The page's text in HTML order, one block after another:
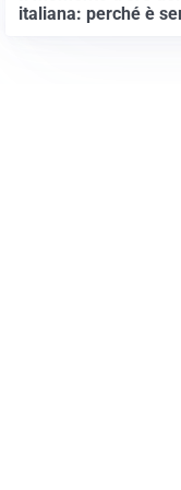
italiana: perché è